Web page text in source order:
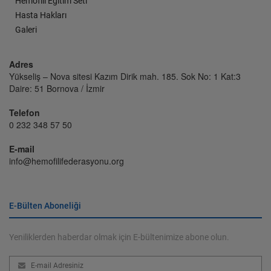
Hasta Hakları
Galeri
Adres
Yükseliş – Nova sitesi Kazım Dirik mah. 185. Sok No: 1 Kat:3
Daire: 51 Bornova / İzmir
Telefon
0 232 348 57 50
E-mail
info@hemofilifederasyonu.org
E-Bülten Aboneliği
Yeniliklerden haberdar olmak için E-bültenimize abone olun.